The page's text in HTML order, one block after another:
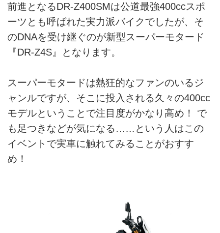
前進となるDR-Z400SMは公道最強400ccスポ
ーツとも呼ばれた実力派バイクでしたが、そ
のDNAを受け継ぐのが新型スーパーモタード
『DR-Z4S』となります。
スーパーモタードは熱狂的なファンのいるジ
ャンルですが、そこに投入される久々の400cc
モデルということで注目度がかなり高め！ で
も足つきなどが気になる……という人はこの
イベントで実車に触れてみることがおすす
め！